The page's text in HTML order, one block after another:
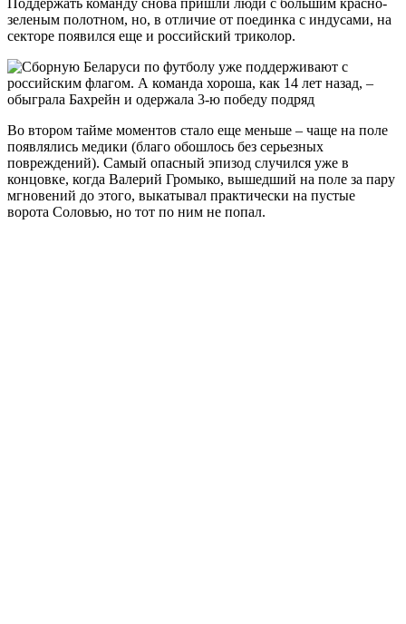
зеленым полотном, но, в отличие от поединка с индусами, на
секторе появился еще и российский триколор.
Во втором тайме моментов стало еще меньше – чаще на поле
появлялись медики (благо обошлось без серьезных
повреждений). Самый опасный эпизод случился уже в
концовке, когда Валерий Громыко, вышедший на поле за пару
мгновений до этого, выкатывал практически на пустые
ворота Соловью, но тот по ним не попал.